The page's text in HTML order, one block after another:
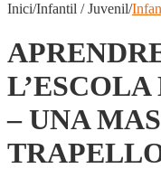
Inici/Infantil / Juvenil/
L’ESCOLA
– UNA